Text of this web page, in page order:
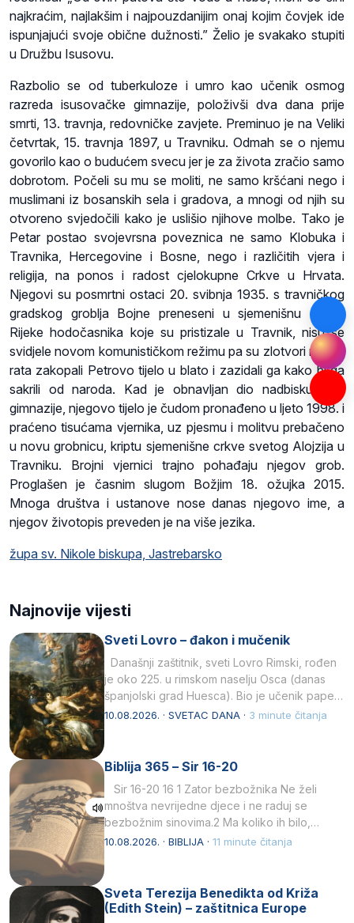
najkraćim, najlakšim i najpouzdanijim onaj kojim čovjek ide
ispunjajući svoje obične dužnosti.” Želio je svakako stupiti
u Družbu Isusovu.
Razbolio se od tuberkuloze i umro kao učenik osmog
razreda isusovačke gimnazije, položivši dva dana prije
smrti, 13. travnja, redovničke zavjete. Preminuo je na Veliki
četvrtak, 15. travnja 1897, u Travniku. Odmah se o njemu
govorilo kao o budućem svecu jer je za života zračio samo
dobrotom. Počeli su mu se moliti, ne samo kršćani nego i
muslimani iz bosanskih sela i gradova, a mnogi od njih su
otvoreno svjedočili kako je uslišio njihove molbe. Tako je
Petar postao svojevrsna poveznica ne samo Klobuka i
Travnika, Hercegovine i Bosne, nego i različitih vjera i
religija, na ponos i radost cjelokupne Crkve u Hrvata.
Njegovi su posmrtni ostaci 20. svibnja 1935. s travničkog
gradskog groblja Bojne preneseni u sjemenišnu crkvu.
Rijeke hodočasnika koje su pristizale u Travnik, nisu se
svidjele novom komunističkom režimu pa su zlotvori nakon
rata zakopali Petrovo tijelo u blato i zazidali ga kako bi ga
sakrili od naroda. Kad je obnavljan dio nadbiskupijske
gimnazije, njegovo tijelo je čudom pronađeno u ljeto 1998. i
praćeno tisućama vjernika, uz pjesmu i molitvu prebačeno
u novu grobnicu, kriptu sjemenišne crkve svetog Alojzija u
Travniku. Brojni vjernici trajno pohađaju njegov grob.
Proglašen je časnim slugom Božjim 18. ožujka 2015.
Mnoga društva i ustanove nose danas njegovo ime, a
njegov životopis preveden je na više jezika.
župa sv. Nikole biskupa, Jastrebarsko
Najnovije vijesti
Sveti Lovro – đakon i mučenik
Današnji zaštitnik, sveti Lovro Rimski, rođen
je oko 225. u rimskom naselju Osca (danas
španjolski grad Huesca). Bio je učenik pape…
10.08.2026. · SVETAC DANA · 3 minute čitanja
Biblija 365 – Sir 16-20
Sir 16-20 16 1 Zator bezbožnika Ne želi
mnoštva nevrijedne djece i ne raduj se
bezbožnim sinovima.2 Ma koliko ih bilo,…
10.08.2026. · BIBLIJA · 11 minute čitanja
Sveta Terezija Benedikta od Križa
(Edith Stein) – zaštitnica Europe